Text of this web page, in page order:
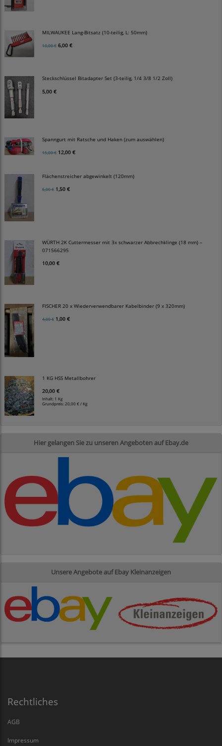
MILWAUKEE Lang-Bitsatz (10-teilig, L: 50mm)
10,00 € 6,00 €
Steckschlüssel Bitadapter Set (3-teilig, 1/4 3/8 1/2 Zoll)
5,00 €
Spanngurt mit Ratsche und Haken (zum auswählen)
15,00 € 12,00 €
Flächenstreicher abgewinkelt (120mm)
5,00 € 1,50 €
WÜRTH 2K Cuttermesser mit 3x schwarzer Abbrechklinge (18 mm) –
071566295
10,00 €
FISCHER 20 x Wiederverwendbarer Kabelbinder (9 x 320mm)
4,00 € 1,00 €
1 KG HSS Metallbohrer
20,00 €
Inhalt: 1 Kg
Grundpreis:20,00 € / Kg
Hier gelangen Sie zu unseren Angeboten auf Ebay.de
Unsere Angebote auf Ebay Kleinanzeigen
Rechtliches
AGB
Impressum